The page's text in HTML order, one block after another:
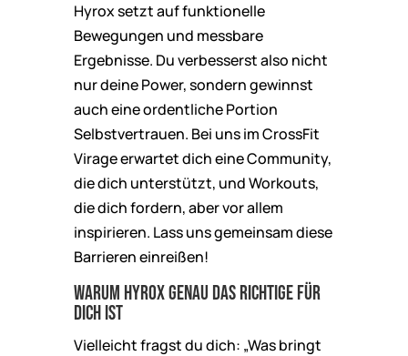
Hyrox setzt auf funktionelle
Bewegungen und messbare
Ergebnisse. Du verbesserst also nicht
nur deine Power, sondern gewinnst
auch eine ordentliche Portion
Selbstvertrauen. Bei uns im CrossFit
Virage erwartet dich eine Community,
die dich unterstützt, und Workouts,
die dich fordern, aber vor allem
inspirieren. Lass uns gemeinsam diese
Barrieren einreißen!
Warum Hyrox genau das Richtige für
dich ist
Vielleicht fragst du dich: „Was bringt